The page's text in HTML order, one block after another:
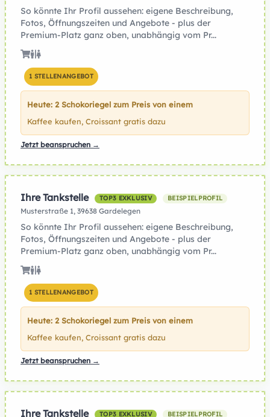
So könnte Ihr Profil aussehen: eigene Beschreibung,
Fotos, Öffnungszeiten und Angebote - plus der
Premium-Platz ganz oben, unabhängig vom Pr...
1 STELLENANGEBOT
Heute: 2 Schokoriegel zum Preis von einem
Kaffee kaufen, Croissant gratis dazu
Jetzt beanspruchen →
Ihre Tankstelle TOP3 EXKLUSIV BEISPIELPROFIL
Musterstraße 1, 39638 Gardelegen
So könnte Ihr Profil aussehen: eigene Beschreibung,
Fotos, Öffnungszeiten und Angebote - plus der
Premium-Platz ganz oben, unabhängig vom Pr...
1 STELLENANGEBOT
Heute: 2 Schokoriegel zum Preis von einem
Kaffee kaufen, Croissant gratis dazu
Jetzt beanspruchen →
Ihre Tankstelle TOP3 EXKLUSIV BEISPIELPROFIL